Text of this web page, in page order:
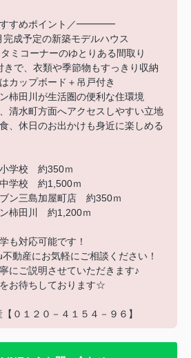
すめポイント／━━━━
完成予定の新築モデルハウス
タミコーナーのゆとりある間取り
きで、衣類や季節物もすっきり収納
カップボード＋吊戸付き
柿田川が生活圏の便利な住環境
清水町方面へアクセスしやすい立地
、休日のお出かけも身近に楽しめる
小学校 約350ｍ
中学校 約1,500ｍ
ブン三島加屋町店 約350ｍ
ン柿田川 約1,200ｍ
も対応可能です！
動産にお気軽にご相談ください！
にご説明させていただきます♪
お待ちしております☆
０１２０－４１５４－９６】